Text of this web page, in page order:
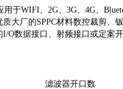
用于WIFI、2G、3G、4G、
大厂的SPPC材料数控裁剪
数据接口、射频接口或定案开
滤波器开口数